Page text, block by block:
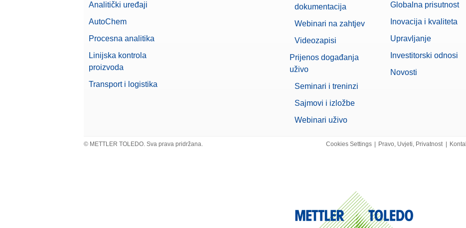
Analitički uređaji
AutoChem
Procesna analitika
Linijska kontrola
proizvoda
Transport i logistika
dokumentacija
Webinari na zahtjev
Videozapisi
Prijenos događanja
uživo
Seminari i treninzi
Sajmovi i izložbe
Webinari uživo
Globalna prisutnost
Inovacija i kvaliteta
Upravljanje
Investitorski odnosi
Novosti
© METTLER TOLEDO. Sva prava pridržana. Cookies Settings Pravo, Uvjeti, Privatnost